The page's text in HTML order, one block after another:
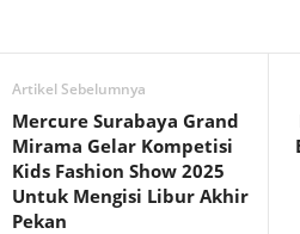
Artikel Sebelumnya
Mercure Surabaya Grand
Mirama Gelar Kompetisi
Kids Fashion Show 2025
Untuk Mengisi Libur Akhir
Pekan